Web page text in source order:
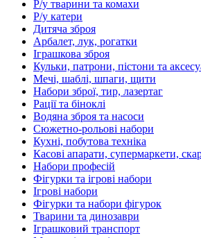
Р/у тварини та комахи
Р/у катери
Дитяча зброя
Арбалет, лук, рогатки
Іграшкова зброя
Кульки, патрони, пістони та
Мечі, шаблі, шпаги, щити
Набори зброї, тир, лазертаг
Рації та біноклі
Водяна зброя та насоси
Сюжетно-рольові набори
Кухні, побутова техніка
Касові апарати, супермаркети,
Набори професій
Фігурки та ігрові набори
Ігрові набори
Фігурки та набори фігурок
Тварини та динозаври
Іграшковий транспорт